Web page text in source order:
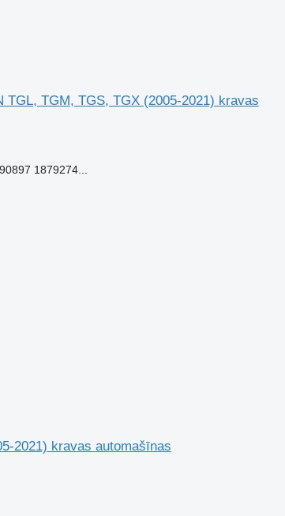
TGL, TGM, TGS, TGX (2005-2021) kravas
1879274...
2021) kravas automašīnas